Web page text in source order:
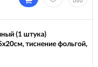
(1 штука)
тиснение фольгой,